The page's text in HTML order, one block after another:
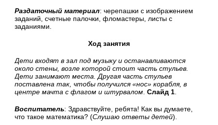
Раздаточный материал: черепашки с изображением
заданий, счетные палочки, фломастеры, листы с
заданиями.
Ход занятия
Дети входят в зал под музыку и останавливаются
около стены, возле которой стоит часть стульев.
Дети занимают места. Другая часть стульев
поставлена так, чтобы получился «нос» корабля, в
центре мачта с флагом и штурвалом Слайд 1
Воспитатель: Здравствуйте, ребята! Как вы думаете,
что такое математика? (Слушаю ответы детей).